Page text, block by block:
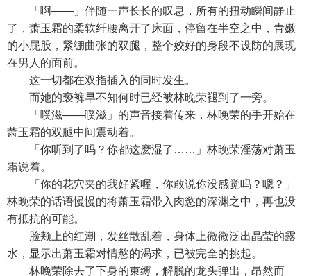
「啊——」伴随一声长长的叹息，所有的扭动瞬间静止
了，萧玉霜的柔软纤腰离开了床面，停留在半空之中，青嫩
的小屁股，紧绷曲张的双腿，整个姣好的身段不设防的展现
在男人的面前。
这一切都在双指插入的同时发生。
而她的亵裤早不知何时已经被林晚荣褪到了一旁。
「噗滋——噗滋」的声音接着传来，林晚荣的手开始在
萧玉霜的双腿中间震动着。
「你听到了吗？你都这麽湿了……」林晚荣淫荡对萧玉
霜说着。
「你的花穴夹的我好紧喔，你敢说你没感觉吗？嗯？」
林晚荣的话语慢慢的将萧玉霜带入肉慾的深渊之中，再也没
有抵抗的可能。
脸颊上的红潮，发丝散乱着，身体上微微泛出晶莹的露
水，显示出萧玉霜对情慾的渴求，已被完全的挑起。
林晚荣除去了下身的束缚，解脱的龙头弹出，昂然而